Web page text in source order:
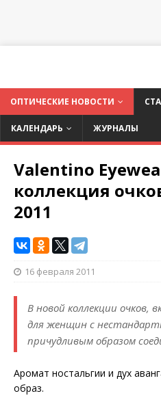
ОПТИЧЕСКИЕ НОВОСТИ
КАЛЕНДАРЬ ЖУРНАЛЫ
Valentino
коллекция
2011
16 февраля 2011
В новой коллекции очков,
для женщин с
причудливым образом
Аромат ностальгии и дух
образ.